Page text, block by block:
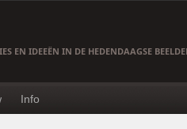
EN IDEEËN IN DE HEDENDAAGSE
Info